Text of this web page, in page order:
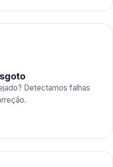
Detectamos falhas